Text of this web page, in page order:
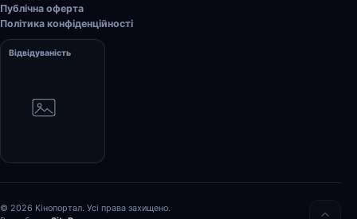
Публічна оферта
Політика конфіденційності
Відвідуваність
© 2026 Кінопортал. Усі права захищено.